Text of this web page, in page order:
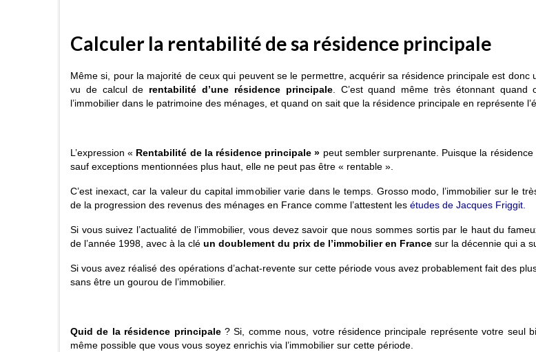
Calculer la rentabilité de sa résidence principale
Même si, pour la majorité de ceux qui peuvent se le permettre, acquérir sa résidence principale est donc
vu de calcul de rentabilité d’une résidence principale. C’est quand même très étonnant
l’immobilier dans le patrimoine des ménages, et quand on sait que la résidence principale en représente
L’expression « Rentabilité de la résidence principale » peut sembler surprenante. Puisque la
sauf exceptions mentionnées plus haut, elle ne peut pas être « rentable ».
C’est inexact, car la valeur du capital immobilier varie dans le temps. Grosso modo, l’immobilier sur le
de la progression des revenus des ménages en France comme l’attestent les études de Jacques Friggit.
Si vous suivez l’actualité de l’immobilier, vous devez savoir que nous sommes sortis par le haut du
de l’année 1998, avec à la clé un doublement du prix de l’immobilier en France sur la décennie qui a
Si vous avez réalisé des opérations d’achat-revente sur cette période vous avez probablement fait des
sans être un gourou de l’immobilier.
Quid de la résidence principale? Si, comme nous, votre résidence principale représente votre seul
même possible que vous vous soyez enrichis via l’immobilier sur cette période.